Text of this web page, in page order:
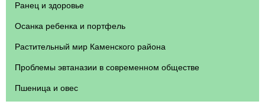
Ранец и здоровье
Осанка ребенка и портфель
Растительный мир Каменского района
Проблемы эвтаназии в современном обществе
Пшеница и овес